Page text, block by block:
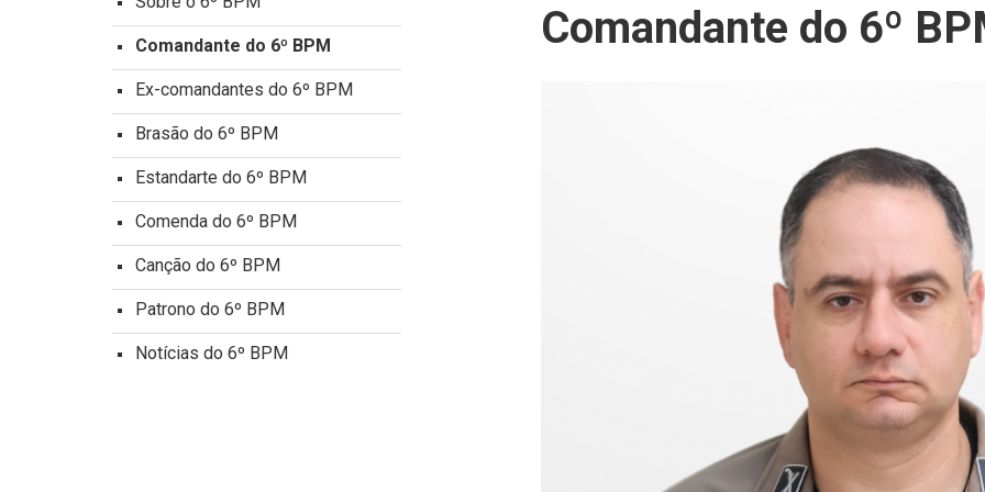
Comandante do 6º
Comandante do 6º BPM
Ex-comandantes do 6º BPM
Brasão do 6º BPM
Estandarte do 6º BPM
Comenda do 6º BPM
Canção do 6º BPM
Patrono do 6º BPM
Notícias do 6º BPM